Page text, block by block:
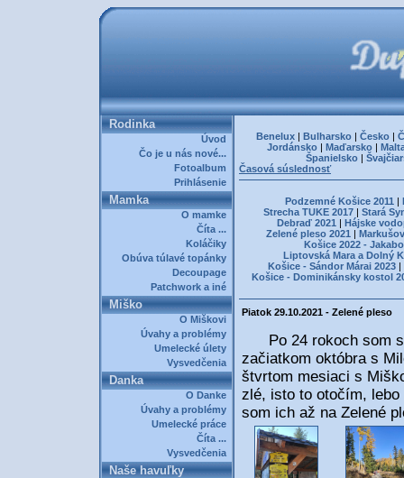
Rodinka
Úvod
Čo je u nás nové...
Fotoalbum
Prihlásenie
Mamka
O mamke
Číta ...
Koláčiky
Obúva túlavé topánky
Decoupage
Patchwork a iné
Miško
O Miškovi
Úvahy a problémy
Umelecké úlety
Vysvedčenia
Danka
O Danke
Úvahy a problémy
Umelecké práce
Číta ...
Vysvedčenia
Naše havuľky
Benelux | Bulharsko | Česko |
Jordánsko | Maďarsko |
Španielsko|
Časová súslednosť
Podzemné Košice 2011 |
Strecha TUKE 2017 | Stará
Debraď 2021 | Hájske
Zelené pleso 2021 |
Košice 2022 -
Liptovská Mara a Dolný
Košice - Sándor Márai 2023 |
Košice - Dominikánsky kostol
Piatok 29.10.2021 - Zelené pleso
Po 24 rokoch som si
začiatkom októbra s
štvrtom mesiaci s
zlé, isto to otočím,
som ich až na Zelené